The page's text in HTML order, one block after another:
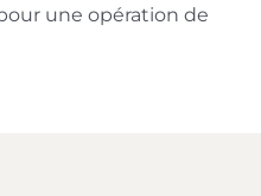
une opération de